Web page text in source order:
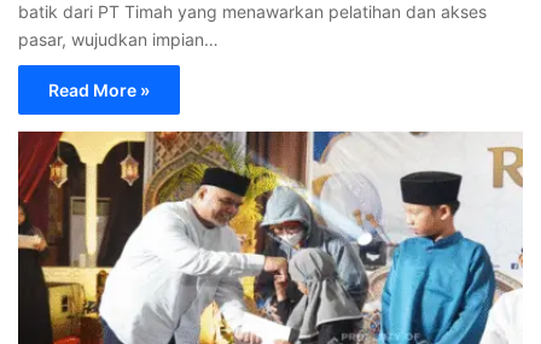
batik dari PT Timah yang menawarkan pelatihan dan akses
pasar, wujudkan impian…
Read More »